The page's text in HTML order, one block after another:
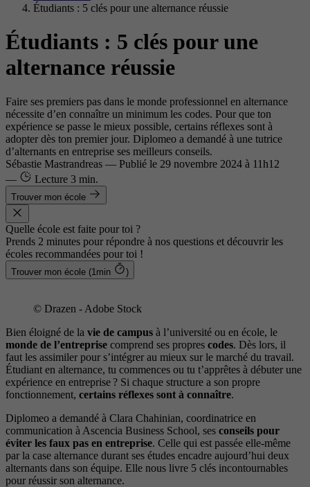
Étudiants : 5 clés pour une alternance réussie
Étudiants : 5 clés pour une
alternance réussie
Faire ses premiers pas dans le monde professionnel en alternance
nécessite d’en connaître un minimum les codes. Pour que ton
expérience se passe le mieux possible, certains réflexes sont à
adopter dès ton premier jour. Diplomeo a demandé à une tutrice
d’alternants en entreprise ses meilleurs conseils.
Sébastie Mastrandreas — Publié le 29 novembre 2024 à 11h12
—
Lecture 3 min.
Trouver mon école
Quelle école est faite pour toi ?
Prends 2 minutes pour répondre à nos questions et découvrir les
écoles recommandées pour toi !
Trouver mon école (1min )
© Drazen - Adobe Stock
Bien éloigné de la vie de campus à l’université ou en école, le
monde de l’entreprise comprend ses propres codes. Dès lors, il
faut les assimiler pour s’intégrer au mieux sur le marché du travail.
Étudiant en alternance, tu commences ou tu t’apprêtes à débuter une
expérience en entreprise ? Si chaque structure a son propre
fonctionnement, certains réflexes sont à connaître.
Diplomeo a demandé à Clara Chahinian, coordinatrice en
communication à Ascencia Business School, ses conseils pour
éviter les faux pas en entreprise. Celle qui est passée elle-même
par la case alternance durant ses études encadre aujourd’hui deux
alternants dans son équipe. Elle nous livre 5 clés incontournables
pour réussir son alternance.